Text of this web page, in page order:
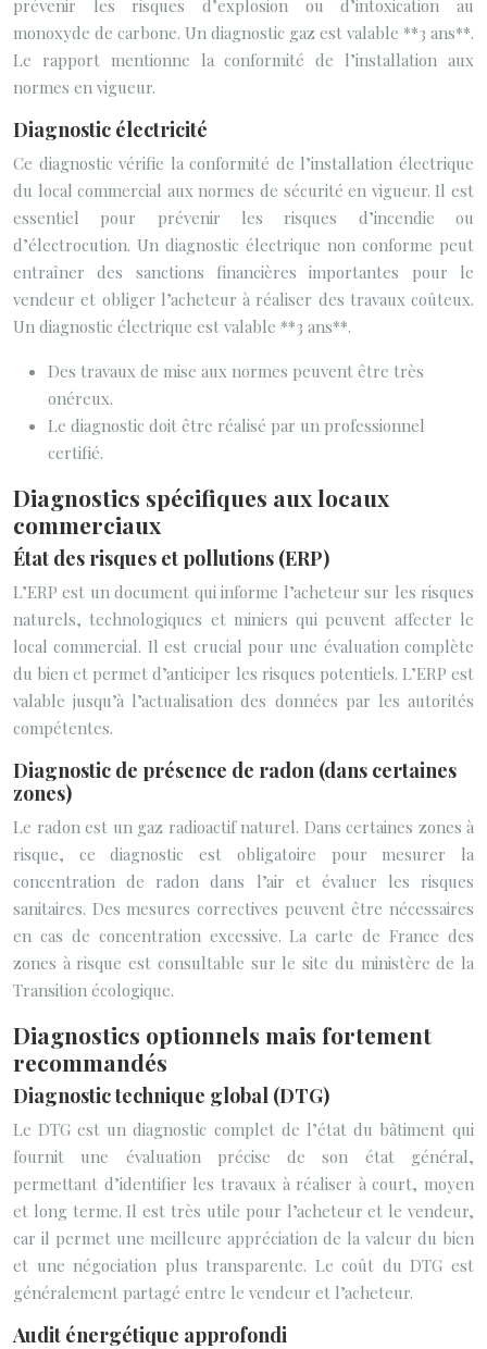
prévenir les risques d’explosion ou d’intoxication au
monoxyde de carbone. Un diagnostic gaz est valable **3 ans**.
Le rapport mentionne la conformité de l’installation aux
normes en vigueur.
Diagnostic électricité
Ce diagnostic vérifie la conformité de l’installation électrique
du local commercial aux normes de sécurité en vigueur. Il est
essentiel pour prévenir les risques d’incendie ou
d’électrocution. Un diagnostic électrique non conforme peut
entraîner des sanctions financières importantes pour le
vendeur et obliger l’acheteur à réaliser des travaux coûteux.
Un diagnostic électrique est valable **3 ans**.
Des travaux de mise aux normes peuvent être très
onéreux.
Le diagnostic doit être réalisé par un professionnel
certifié.
Diagnostics spécifiques aux locaux
commerciaux
État des risques et pollutions (ERP)
L’ERP est un document qui informe l’acheteur sur les risques
naturels, technologiques et miniers qui peuvent affecter le
local commercial. Il est crucial pour une évaluation complète
du bien et permet d’anticiper les risques potentiels. L’ERP est
valable jusqu’à l’actualisation des données par les autorités
compétentes.
Diagnostic de présence de radon (dans certaines
zones)
Le radon est un gaz radioactif naturel. Dans certaines zones à
risque, ce diagnostic est obligatoire pour mesurer la
concentration de radon dans l’air et évaluer les risques
sanitaires. Des mesures correctives peuvent être nécessaires
en cas de concentration excessive. La carte de France des
zones à risque est consultable sur le site du ministère de la
Transition écologique.
Diagnostics optionnels mais fortement
recommandés
Diagnostic technique global (DTG)
Le DTG est un diagnostic complet de l’état du bâtiment qui
fournit une évaluation précise de son état général,
permettant d’identifier les travaux à réaliser à court, moyen
et long terme. Il est très utile pour l’acheteur et le vendeur,
car il permet une meilleure appréciation de la valeur du bien
et une négociation plus transparente. Le coût du DTG est
généralement partagé entre le vendeur et l’acheteur.
Audit énergétique approfondi